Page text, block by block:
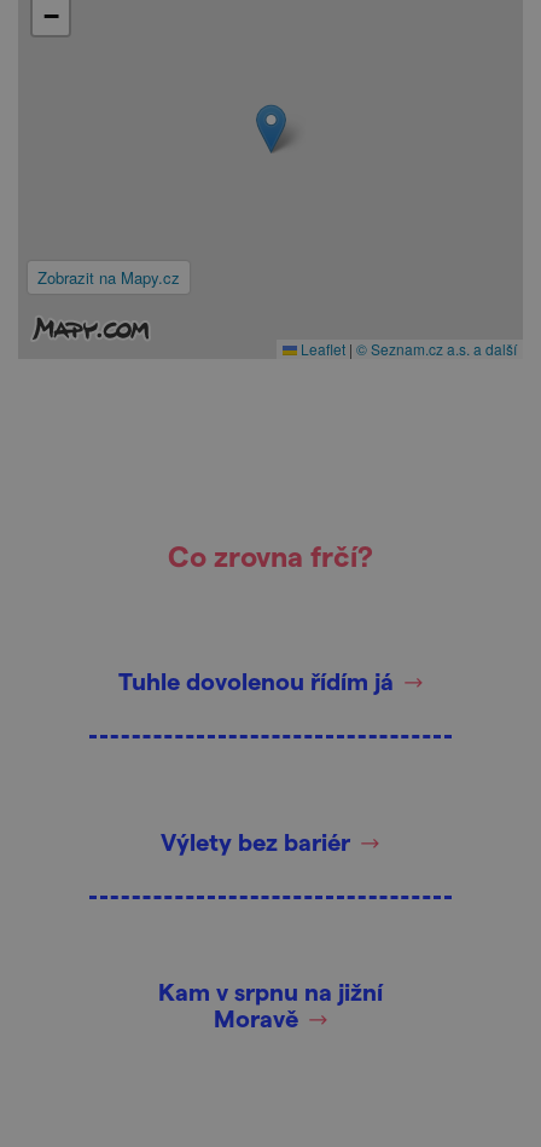
Zobrazit na Mapy.cz
−
Leaflet | © Seznam.cz a.s. a další
Co zrovna frčí?
Tuhle dovolenou řídím já
Výlety bez bariér
Kam v srpnu na jižní
Moravě